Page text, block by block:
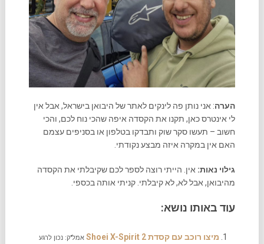
הערה: אני נותן פה לינקים לאתר של היבואן בישראל, אבל אין
לי אינטרס כאן, תקנו את הקסדה איפה שהכי נוח לכם, והכי
חשוב – תעשו סקר שוק ותבדקו בטלפון או בסניפים עצמם
האם אין במקרה איזה מבצע נקודתי.
גילוי נאות: אין. הייתי רוצה לספר לכם שקיבלתי את הקסדה
מהיבואן, אבל לא, לא קיבלתי. קניתי אותה בכספי.
עוד באותו נושא:
מיצו רוכב עם קסדת Shoei X-Spirit 2
אמל"ק: נכון לרגע